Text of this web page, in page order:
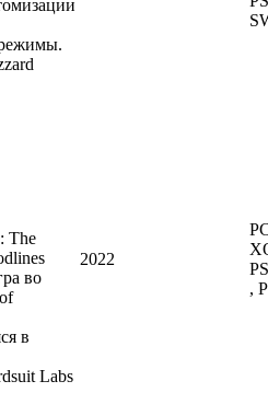
The
во
в
Labs
2022
,